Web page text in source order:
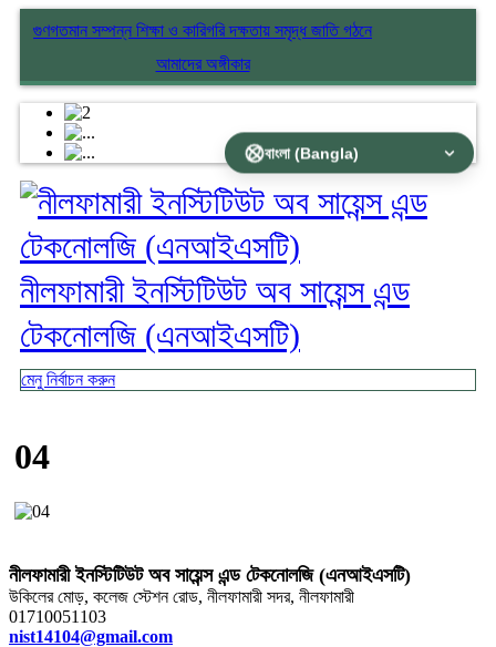
গুণগতমান সম্পন্ন শিক্ষা ও কারিগরি দক্ষতায় সমৃদ্ধ জাতি গঠনে
আমাদের অঙ্গীকার
নীলফামারী ইনস্টিটিউট অব সায়েন্স এন্ড
টেকনোলজি (এনআইএসটি)
মেনু নির্বাচন করুন
04
নীলফামারী ইনস্টিটিউট অব সায়েন্স এন্ড টেকনোলজি (এনআইএসটি)
উকিলের মোড়, কলেজ স্টেশন রোড, নীলফামারী সদর, নীলফামারী
01710051103
nist14104@gmail.com